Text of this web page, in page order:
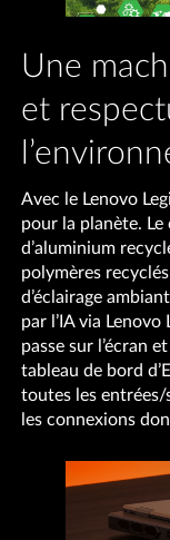
Une
et
Avec le Lenovo
pour la planète.
d’aluminium
polymères
d’éclairage
par l’IA via
passe sur l’écran
tableau de bord
toutes les
les connexions